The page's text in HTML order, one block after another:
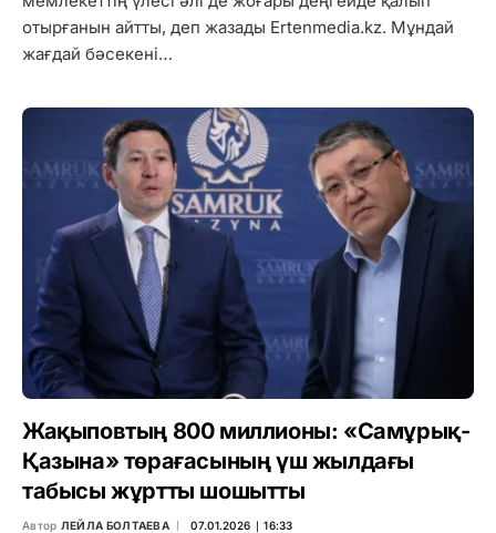
отырғанын айтты, деп жазады Ertenmedia.kz. Мұндай
жағдай бәсекені…
Жақыповтың 800 миллионы: «Самұрық-
Қазына» төрағасының үш жылдағы
табысы жұртты шошытты
Автор ЛЕЙЛА БОЛТАЕВА 07.01.2026 ∣ 16:33